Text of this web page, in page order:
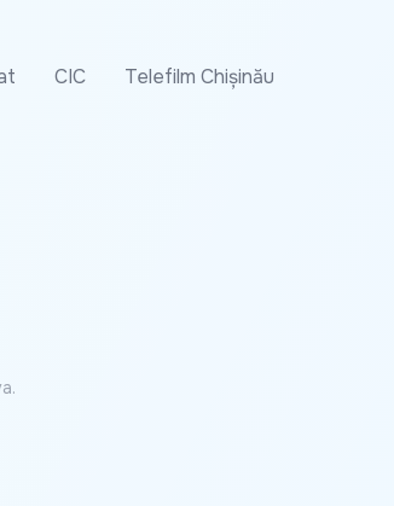
CIC
Telefilm Chișinău